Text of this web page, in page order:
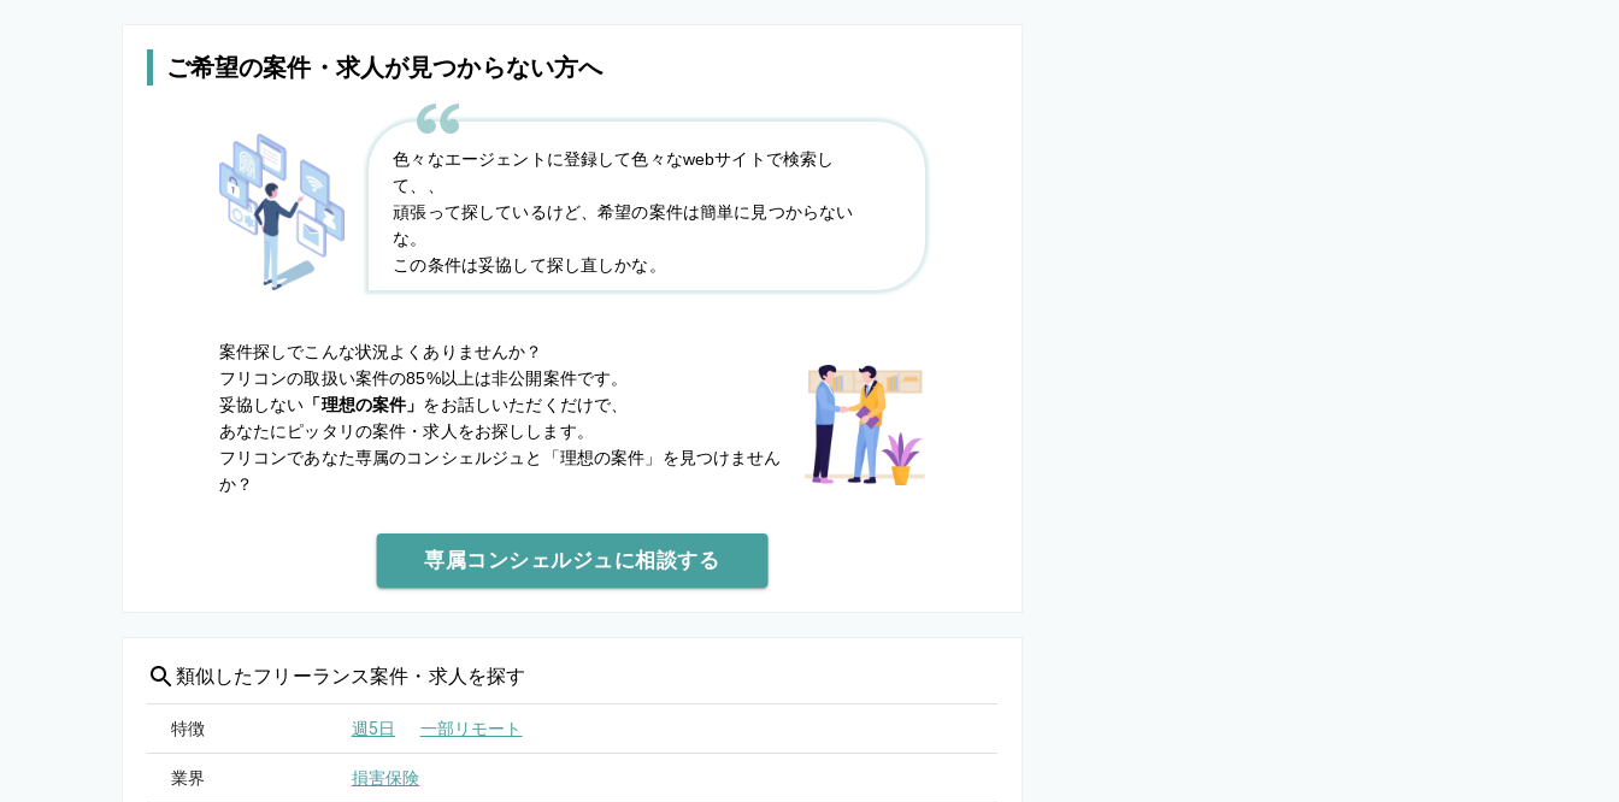
ご希望の案件・求人が見つからない方へ
色々なエージェントに登録して色々なwebサイトで検索し
て、、
頑張って探しているけど、希望の案件は簡単に見つからない
な。
この条件は妥協して探し直しかな。
案件探しでこんな状況よくありませんか？
フリコンの取扱い案件の85%以上は非公開案件です。
妥協しない 「理想の案件」 をお話しいただくだけで、
あなたにピッタリの案件・求人をお探しします。
フリコンであなた専属のコンシェルジュと
「理想の案件」を見つけません
か？
専属コンシェルジュに相談する
類似したフリーランス案件・求人を探す
特徴 週5日 一部リモート
業界 損害保険